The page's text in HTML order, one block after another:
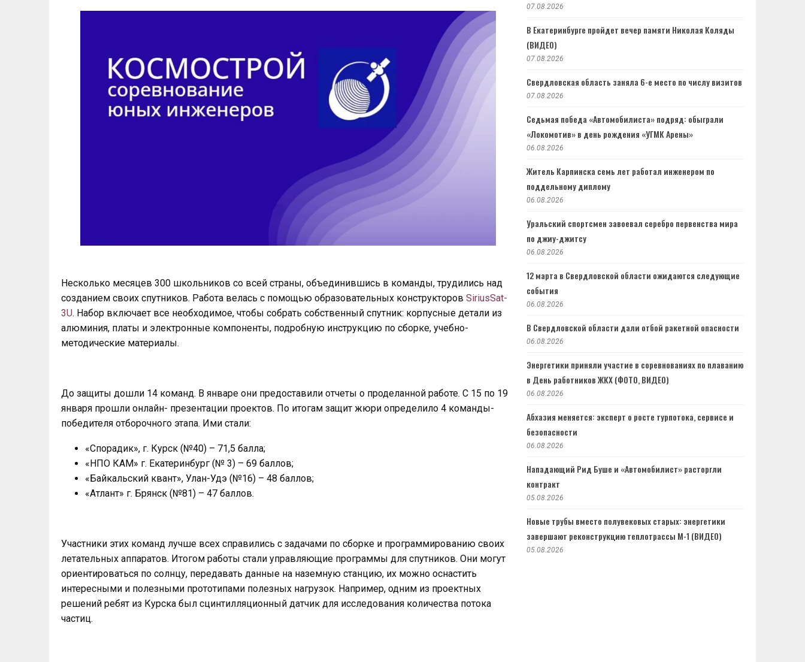
Несколько месяцев 300 школьников со всей страны, объединившись в команды, трудились над
созданием своих спутников. Работа велась с помощью образовательных конструкторов SiriusSat-
3U. Набор включает все необходимое, чтобы собрать собственный спутник: корпусные детали из
алюминия, платы и электронные компоненты, подробную инструкцию по сборке, учебно-
методические материалы.
До защиты дошли 14 команд. В январе они предоставили отчеты о проделанной работе. С 15 по 19
января прошли онлайн- презентации проектов. По итогам защит жюри определило 4 команды-
победителя отборочного этапа. Ими стали:
«Спорадик», г. Курск (№40) – 71,5 балла;
«НПО КАМ» г. Екатеринбург (№ 3) – 69 баллов;
«Байкальский квант», Улан-Удэ (№16) – 48 баллов;
«Атлант» г. Брянск (№81) – 47 баллов.
Участники этих команд лучше всех справились с задачами по сборке и программированию своих
летательных аппаратов. Итогом работы стали управляющие программы для спутников. Они могут
ориентироваться по солнцу, передавать данные на наземную станцию, их можно оснастить
интересными и полезными прототипами полезных нагрузок. Например, одним из проектных
решений ребят из Курска был сцинтилляционный датчик для исследования количества потока
частиц.
07.08.2026
В Екатеринбурге пройдет вечер памяти Николая Коляды
(ВИДЕО)
07.08.2026
Свердловская область заняла 6-е место по числу визитов
07.08.2026
Седьмая победа «Автомобилиста» подряд: обыграли
«Локомотив» в день рождения «УГМК Арены»
06.08.2026
Житель Карпинска семь лет работал инженером по
поддельному диплому
06.08.2026
Уральский спортсмен завоевал серебро первенства мира
по джиу-джитсу
06.08.2026
12 марта в Свердловской области ожидаются следующие
события
06.08.2026
В Свердловской области дали отбой ракетной опасности
06.08.2026
Энергетики приняли участие в соревнованиях по плаванию
в День работников ЖКХ (ФОТО, ВИДЕО)
06.08.2026
Абхазия меняется: эксперт о росте турпотока, сервисе и
безопасности
06.08.2026
Нападающий Рид Буше и «Автомобилист» расторгли
контракт
05.08.2026
Новые трубы вместо полувековых старых: энергетики
завершают реконструкцию теплотрассы М-1 (ВИДЕО)
05.08.2026